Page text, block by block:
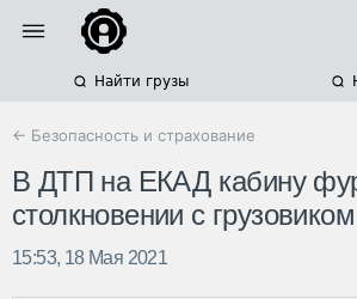
Найти грузы
← Безопасность и страхование
В ДТП на ЕКАД кабину
столкновении с
15:53, 18 Мая 2021